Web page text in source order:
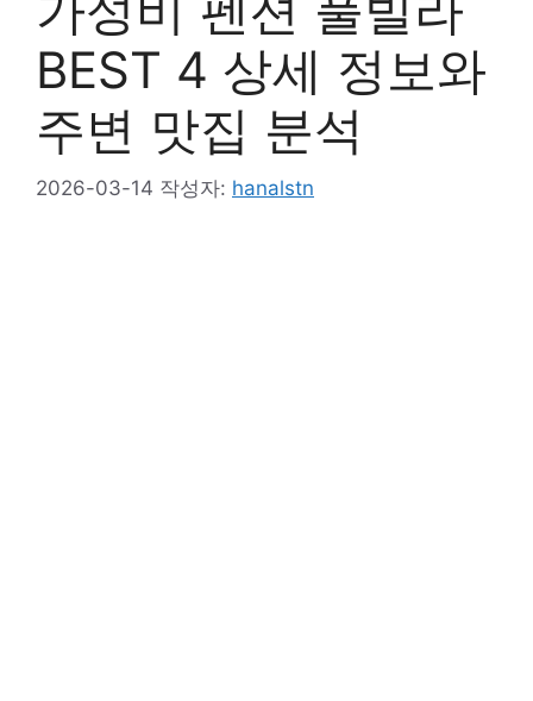
BEST 4 상세 정보와
주변 맛집 분석
2026-03-14 작성자: hanalstn